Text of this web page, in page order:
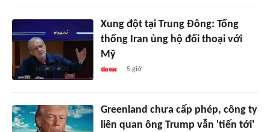
Xung đột tại Trung Đông: Tổng
thống Iran ủng hộ đối thoại với
Mỹ
5 giờ
Greenland chưa cấp phép, công ty
liên quan ông Trump vẫn 'tiến tới'